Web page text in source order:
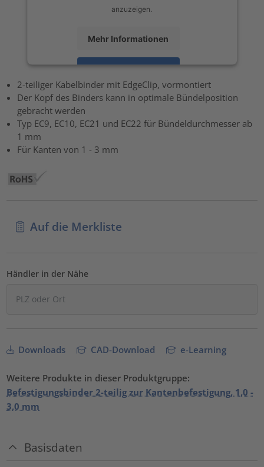
anzuzeigen.
Mehr Informationen
Akzeptieren
powered byUsercentrics Consent Management Platform
2-teiliger Kabelbinder mit EdgeClip, vormontiert
Der Kopf des Binders kann in optimale Bündelposition
gebracht werden
Typ EC9, EC10, EC21 und EC22 für Bündeldurchmesser ab
1 mm
Für Kanten von 1 - 3 mm
Auf die Merkliste
Händler in der Nähe
Downloads CAD-Download e-Learning
Weitere Produkte in dieser Produktgruppe:
Befestigungsbinder 2-teilig zur Kantenbefestigung, 1,0 -
3,0 mm
Basisdaten